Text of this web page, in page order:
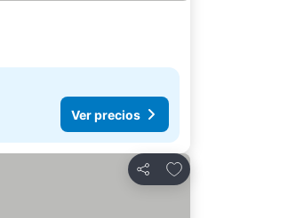
Ver precios
Compartir
Agregar a favoritos